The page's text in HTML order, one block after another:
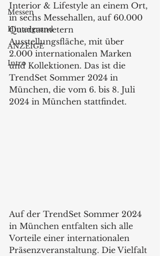
Messen
Hintergrund
ANZEIGE
Intro
Interior & Lifestyle an einem Ort,
in sechs Messehallen, auf 60.000
Quadratmetern
Ausstellungsfläche, mit über
2.000 internationalen Marken
und Kollektionen. Das ist die
TrendSet Sommer 2024 in
München, die vom 6. bis 8. Juli
2024 in München stattfindet.
Auf der TrendSet Sommer 2024
in München entfalten sich alle
Vorteile einer internationalen
Präsenzveranstaltung. Die Vielfalt